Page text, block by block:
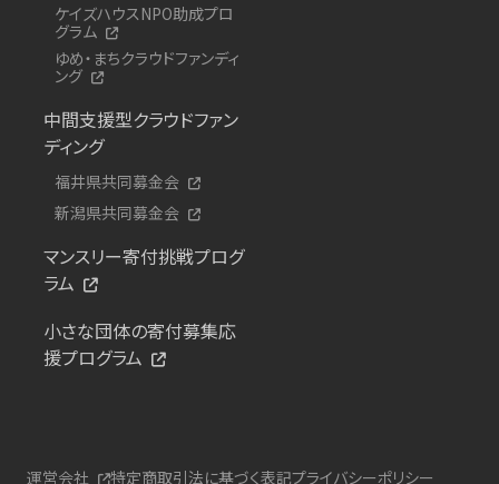
ケイズハウスNPO助成プロ
グラム
ゆめ・まちクラウドファンディ
ング
中間支援型クラウドファン
ディング
福井県共同募金会
新潟県共同募金会
マンスリー寄付挑戦プログ
ラム
小さな団体の寄付募集応
援プログラム
運営会社 特定商取引法に基づく表記プライバシーポリシー